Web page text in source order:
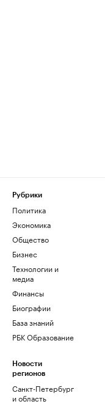
Рубрики
Политика
Экономика
Общество
Бизнес
Технологии и
медиа
Финансы
Биографии
База знаний
РБК Образование
Новости
регионов
Санкт-Петербург
и область